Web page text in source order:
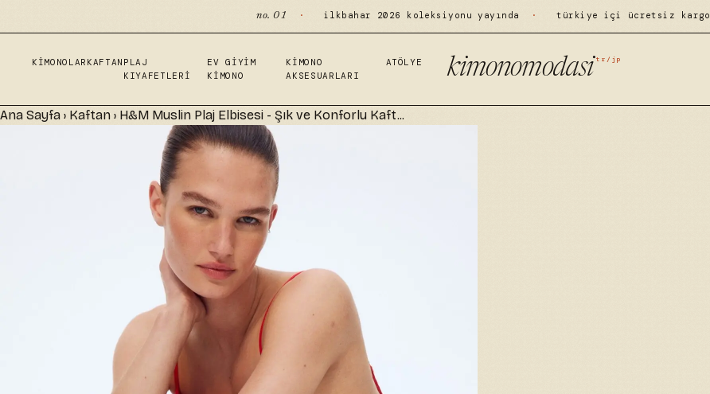
no. 01 · ilkbahar 2026 koleksiyonu yayında · türkiye içi ücretsiz kargo
KIMONOLAR KAFTAN PLAJ
KIYAFETLERI
EV GIYIM
KIMONO
KIMONO
AKSESUARLARI
ATÖLYE kimonomodasi tr/jp
Ana Sayfa › Kaftan › H&M Muslin Plaj Elbisesi - Şık ve Konforlu Kaft...